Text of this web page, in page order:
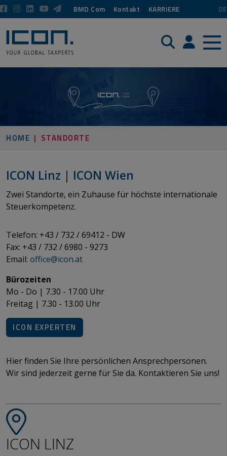
BMD Com Kontakt KARRIERE DE
Suche Login /
HOME STANDORTE
​​​​​​​ICON Linz | ICON Wien
Zwei Standorte, ein Zuhause für höchste internationale
Steuerkompetenz.​​​​​​​
Telefon: +43 / 732 / 69412 - DW
Fax: +43 / 732 / 6980 - 9273
​​​​​​​Email: office@­icon.at
Bürozeiten
Mo - Do | 7.30 - 17.00 Uhr
Freitag | 7.30 - 13.00 Uhr​​​​​​​
ICON EXPERTEN
Hier finden Sie Ihre persönlichen Ansprechpersonen.
​​​​​​​Wir sind jederzeit gerne für Sie da. Kontaktieren Sie uns!
ICON LINZ